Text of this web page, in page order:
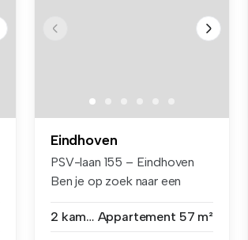
Eindhoven
PSV-laan 155 – Eindhoven
Ben je op zoek naar een
2 kamers Appartement 57 m²